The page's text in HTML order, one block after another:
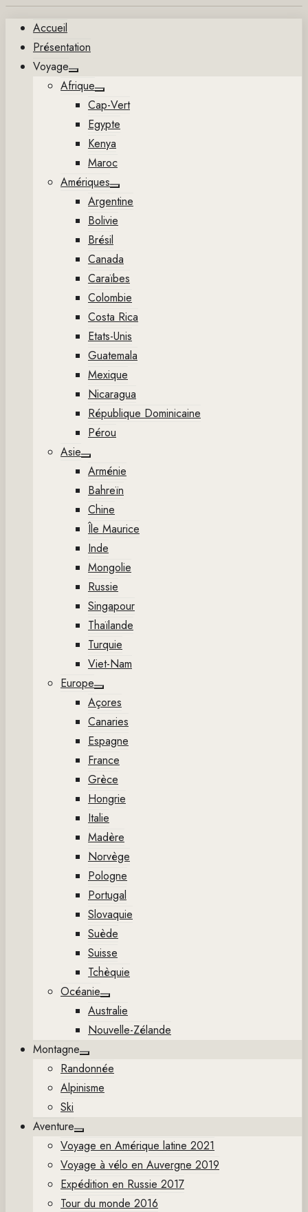
contenu
Accueil
Présentation
Voyage
Show
sub
menu
Afrique
Show
sub
menu
Cap-Vert
Egypte
Kenya
Maroc
Amériques
Show
sub
menu
Argentine
Bolivie
Brésil
Canada
Caraïbes
Colombie
Costa Rica
Etats-Unis
Guatemala
Mexique
Nicaragua
République Dominicaine
Pérou
Asie
Show
sub
menu
Arménie
Bahreïn
Chine
Île Maurice
Inde
Mongolie
Russie
Singapour
Thaïlande
Turquie
Viet-Nam
Europe
Show
sub
menu
Açores
Canaries
Espagne
France
Grèce
Hongrie
Italie
Madère
Norvège
Pologne
Portugal
Slovaquie
Suède
Suisse
Tchèquie
Océanie
Show
sub
menu
Australie
Nouvelle-Zélande
Montagne
Show
sub
menu
Randonnée
Alpinisme
Ski
Aventure
Show
sub
menu
Voyage en Amérique latine 2021
Voyage à vélo en Auvergne 2019
Expédition en Russie 2017
Tour du monde 2016